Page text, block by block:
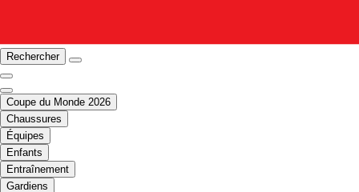
Rechercher
Coupe du Monde 2026
Chaussures
Équipes
Enfants
Entraînement
Gardiens